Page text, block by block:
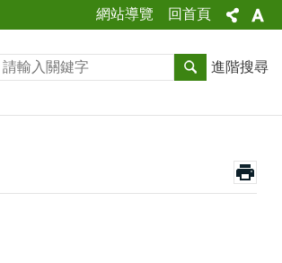
網站導覽 回首頁
進階搜尋